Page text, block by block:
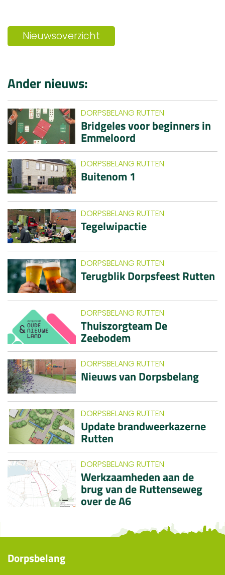
Nieuwsoverzicht
Ander nieuws:
DORPSBELANG RUTTEN
Bridgeles voor beginners in
Emmeloord
DORPSBELANG RUTTEN
Buitenom 1
DORPSBELANG RUTTEN
Tegelwipactie
DORPSBELANG RUTTEN
Terugblik Dorpsfeest Rutten
DORPSBELANG RUTTEN
Thuiszorgteam De
Zeebodem
DORPSBELANG RUTTEN
Nieuws van Dorpsbelang
DORPSBELANG RUTTEN
Update brandweerkazerne
Rutten
DORPSBELANG RUTTEN
Werkzaamheden aan de
brug van de Ruttenseweg
over de A6
Dorpsbelang